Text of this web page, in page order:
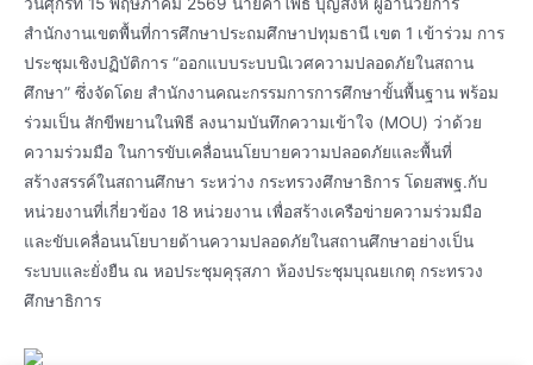
วันศุกร์ที่ 15 พฤษภาคม 2569 นายคำโพธิ์ บุญสิงห์ ผู้อำนวยการ
สำนักงานเขตพื้นที่การศึกษาประถมศึกษาปทุมธานี เขต 1 เข้าร่วม การ
ประชุมเชิงปฏิบัติการ “ออกแบบระบบนิเวศความปลอดภัยในสถาน
ศึกษา” ซึ่งจัดโดย สำนักงานคณะกรรมการการศึกษาขั้นพื้นฐาน พร้อม
ร่วมเป็น สักขีพยานในพิธี ลงนามบันทึกความเข้าใจ (MOU) ว่าด้วย
ความร่วมมือ ในการขับเคลื่อนนโยบายความปลอดภัยและพื้นที่
สร้างสรรค์ในสถานศึกษา ระหว่าง กระทรวงศึกษาธิการ โดยสพฐ.กับ
หน่วยงานที่เกี่ยวข้อง 18 หน่วยงาน เพื่อสร้างเครือข่ายความร่วมมือ
และขับเคลื่อนนโยบายด้านความปลอดภัยในสถานศึกษาอย่างเป็น
ระบบและยั่งยืน ณ หอประชุมคุรุสภา ห้องประชุมบุณยเกตุ กระทรวง
ศึกษาธิการ